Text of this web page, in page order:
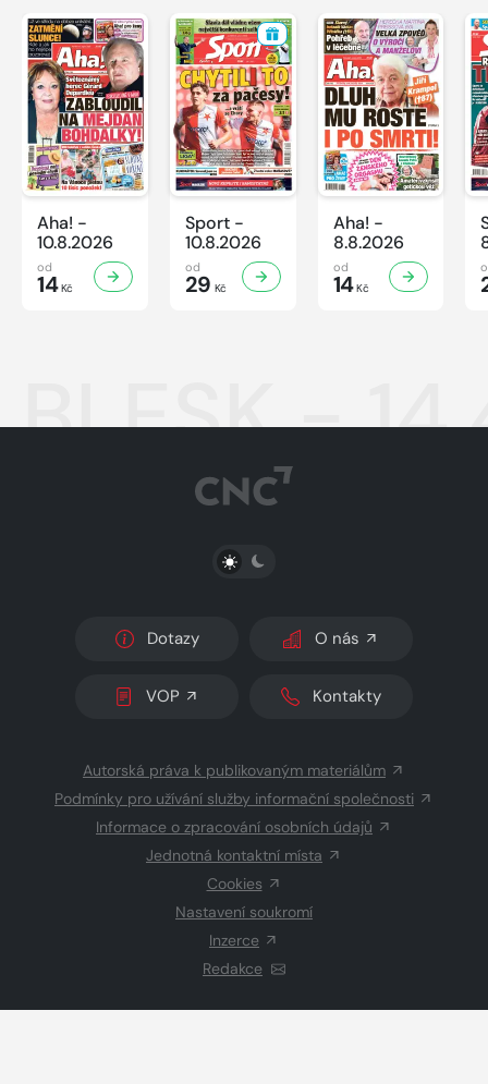
Aha! -
10.8.2026
od
14Kč
Sport -
10.8.2026
od
29 Kč
Aha! -
8.8.2026
od
14Kč
BLESK -
PŘEPNOUT SVĚTLÝ/TMAVÝ REŽIM
Dotazy O nás
VOP Kontakty
Autorská práva k publikovaným materiálům
Podmínky pro užívání služby informační společnosti
Informace o zpracování osobních údajů
Jednotná kontaktní místa
Cookies
Nastavení soukromí
Inzerce
Redakce